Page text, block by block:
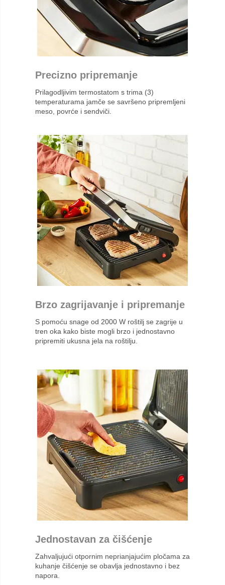
Precizno pripremanje
Prilagodljivim termostatom s trima (3)
temperaturama jamče se savršeno pripremljeni
meso, povrće i sendviči.
Brzo zagrijavanje i pripremanje
S pomoću snage od 2000 W roštilj se zagrije u
tren oka kako biste mogli brzo i jednostavno
pripremiti ukusna jela na roštilju.
Jednostavan za čišćenje
Zahvaljujući otpornim neprianjajućim pločama za
kuhanje čišćenje se obavlja jednostavno i bez
napora.